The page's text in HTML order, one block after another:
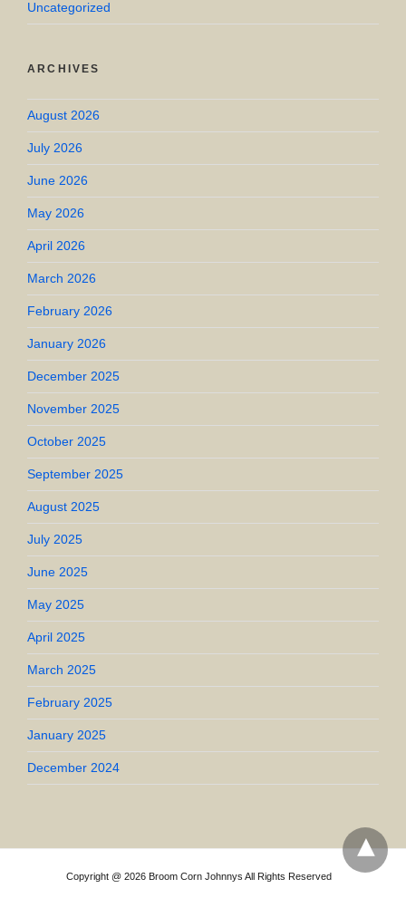
Uncategorized
ARCHIVES
August 2026
July 2026
June 2026
May 2026
April 2026
March 2026
February 2026
January 2026
December 2025
November 2025
October 2025
September 2025
August 2025
July 2025
June 2025
May 2025
April 2025
March 2025
February 2025
January 2025
December 2024
Copyright @ 2026 Broom Corn Johnnys All Rights Reserved